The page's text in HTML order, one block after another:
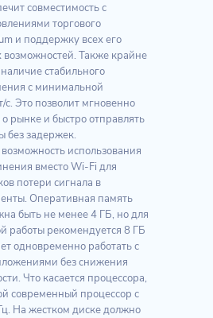
совместимость с
торгового
и поддержку всех его
Также крайне
стабильного
с минимальной
Это позволит мгновенно
рынке и быстро отправлять
без задержек.
использования
вместо Wi-Fi для
потери сигнала в
Оперативная память
быть не менее 4 ГБ, но для
работы рекомендуется 8 ГБ
одновременно работать с
без снижения
Что касается процессора,
современный процессор с
На жестком диске должно